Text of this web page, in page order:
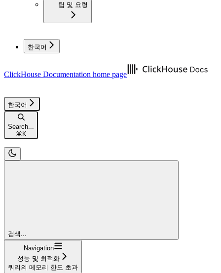
팁 및 요령
한국어
ClickHouse Documentation home page
한국어
Search...
⌘ K
검색...
Navigation
성능 및 최적화
쿼리의 메모리 한도 초과